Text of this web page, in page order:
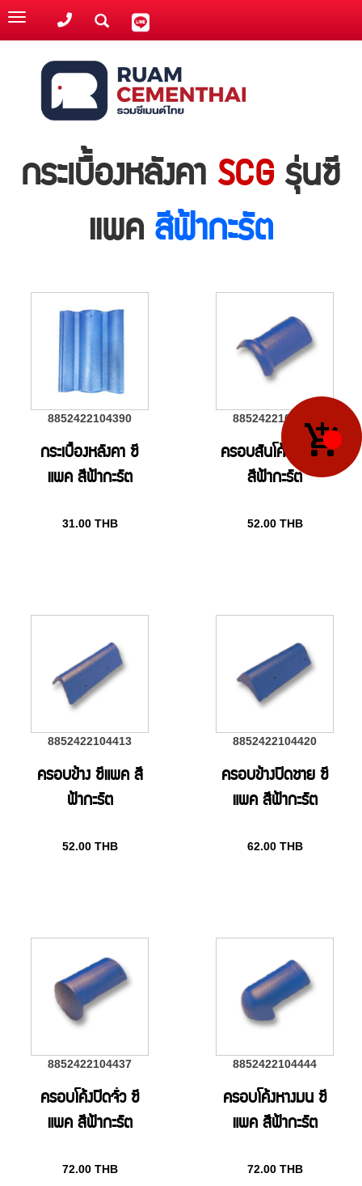
Toggle
navigation
กระเบื้องหลังคา SCGรุ่นซี
แพค สีฟ้ากะรัต
8852422104390
กระเบื้องหลังคา ซี
แพค สีฟ้ากะรัต
31.00 THB
8852422104406
ครอบสันโค้ง ซีแพค
สีฟ้ากะรัต
52.00 THB
8852422104413
ครอบข้าง ซีแพค สี
ฟ้ากะรัต
52.00 THB
8852422104420
ครอบข้างปิดชาย ซี
แพค สีฟ้ากะรัต
62.00 THB
8852422104437
ครอบโค้งปิดจั่ว ซี
แพค สีฟ้ากะรัต
72.00 THB
8852422104444
ครอบโค้งหางมน ซี
แพค สีฟ้ากะรัต
72.00 THB